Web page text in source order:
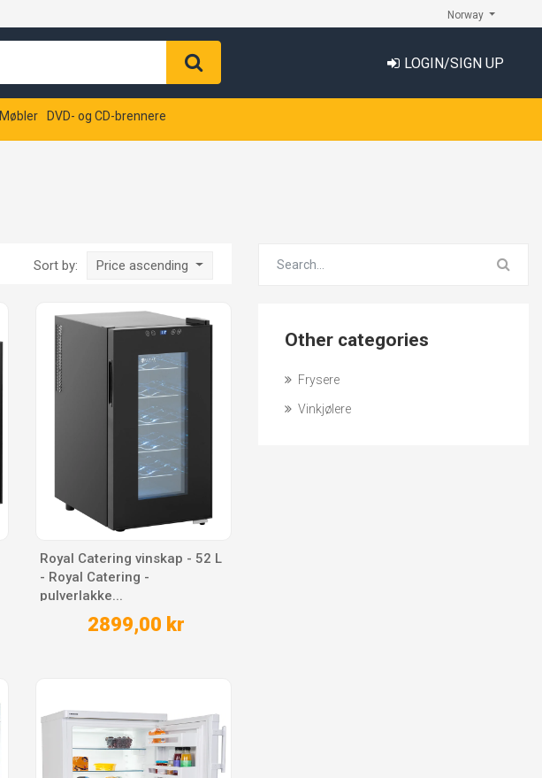
Norway
LOGIN/SIGN UP
Møbler DVD- og CD-brennere
Other categories
Frysere
Vinkjølere
Sort by: Price ascending
Royal Catering vinskap - 52 L
- Royal Catering -
pulverlakke...
2899,00 kr